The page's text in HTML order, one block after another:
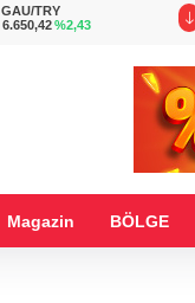
BIST 100
13.779,39%-0,14
Magazin BÖLGE